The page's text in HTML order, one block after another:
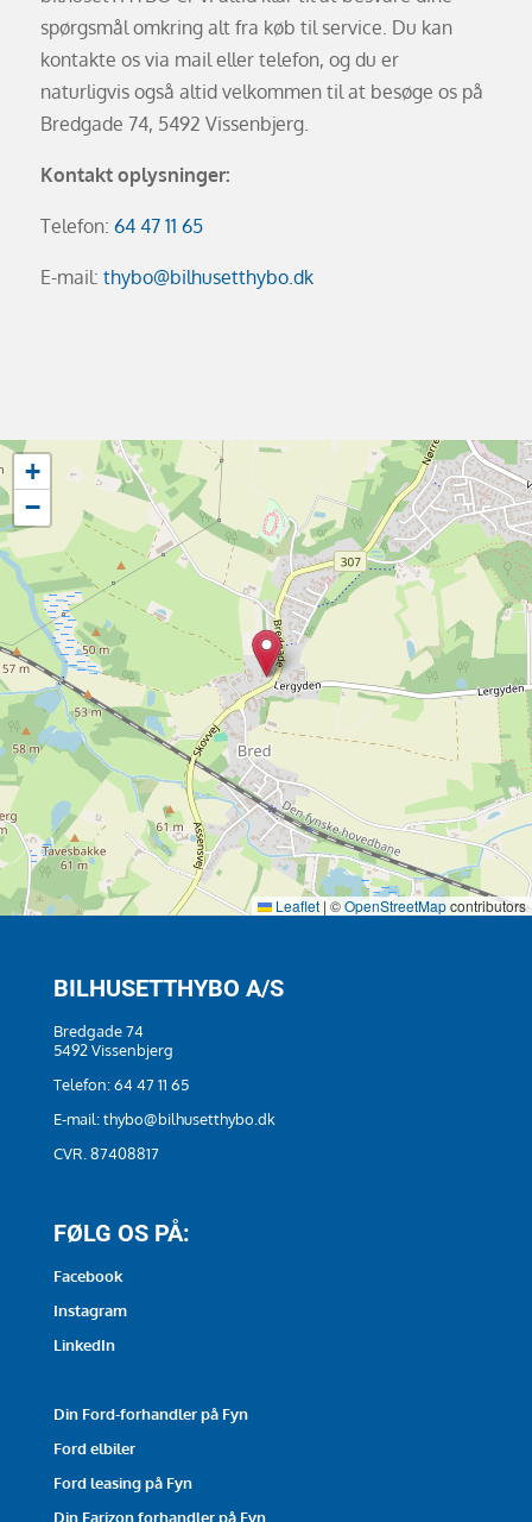
spørgsmål omkring alt fra køb til service. Du kan
kontakte os via mail eller telefon, og du er
naturligvis også altid velkommen til at besøge os på
Bredgade 74, 5492 Vissenbjerg.
Kontakt oplysninger:
Telefon: 64 47 11 65
E-mail: thybo@bilhusetthybo.dk
+
−
Leaflet | ©OpenStreetMapcontributors
BILHUSETTHYBO A/S
Bredgade 74
5492 Vissenbjerg
Telefon:64 47 11 65
E-mail:thybo@bilhusetthybo.dk
CVR. 87408817
FØLG OS PÅ:
Facebook
Instagram
LinkedIn
Din Ford-forhandler på Fyn
Ford elbiler
Ford leasing på Fyn
Din Farizon forhandler på Fyn